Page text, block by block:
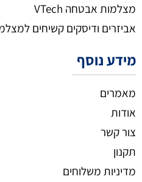
מצלמות אבטחה VTech
אביזרים ודיסקים קשיחים
מידע נוסף
מאמרים
אודות
צור קשר
תקנון
מדיניות משלוחים